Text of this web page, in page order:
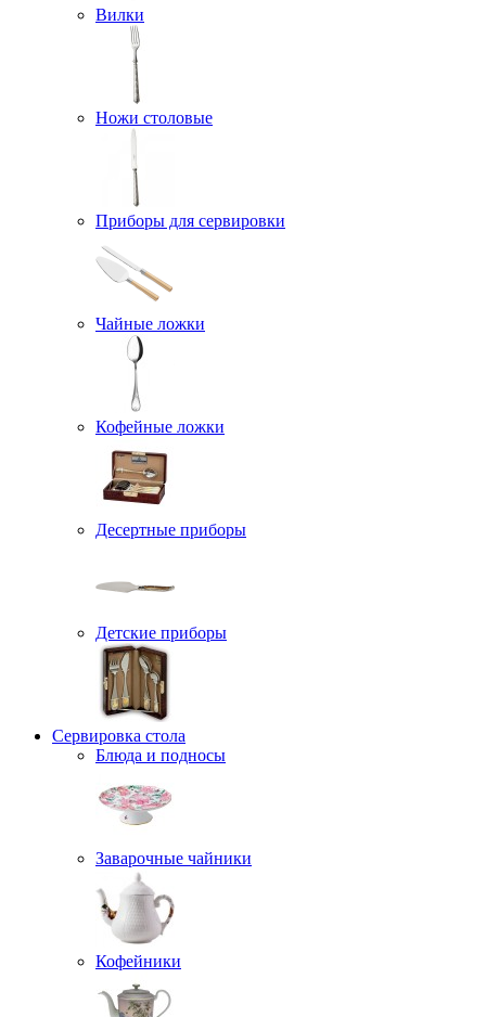
Вилки
Ножи столовые
Приборы для сервировки
Чайные ложки
Кофейные ложки
Десертные приборы
Детские приборы
Сервировка стола
Блюда и подносы
Заварочные чайники
Кофейники